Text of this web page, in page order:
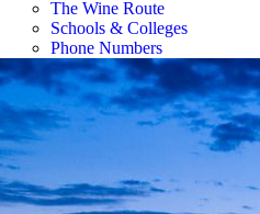
The Wine Route
Schools & Colleges
Phone Numbers